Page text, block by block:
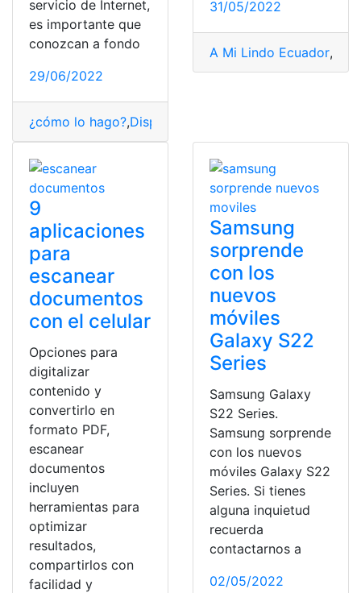
servicio de Internet,
es importante que
conozcan a fondo
29/06/2022
¿cómo lo hago?,Dispositivos
31/05/2022
A Mi Lindo Ecuador,
9
aplicaciones
para
escanear
documentos
con el celular
Opciones para
digitalizar
contenido y
convertirlo en
formato PDF,
escanear
documentos
incluyen
herramientas para
optimizar
resultados,
compartirlos con
facilidad y
Samsung
sorprende
con los
nuevos
móviles
Galaxy S22
Series
Samsung Galaxy
S22 Series.
Samsung sorprende
con los nuevos
móviles Galaxy S22
Series. Si tienes
alguna inquietud
recuerda
contactarnos a
02/05/2022